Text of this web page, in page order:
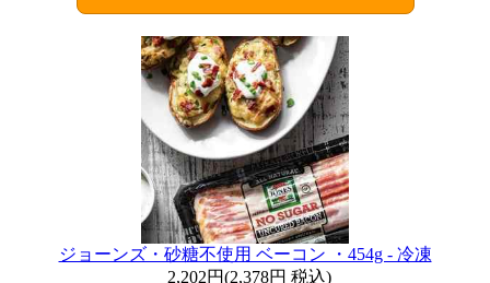
ジョーンズ・砂糖不使用 ベーコン ・454g - 冷凍
2,202円(2,378円 税込)